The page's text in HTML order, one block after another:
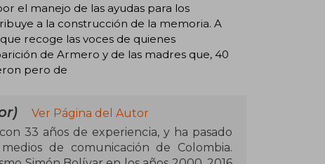
el manejo de las ayudas para los
a la construcción de la memoria. A
recoge las voces de quienes
de Armero y de las madres que, 40
pero de
Ver Página del Autor
33 años de experiencia, y ha pasado
de comunicación de Colombia.